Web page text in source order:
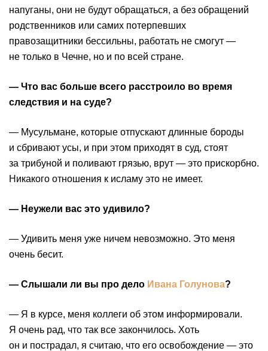
напуганы, они не будут обращаться, а без обращений
родственников или самих потерпевших
правозащитники бессильны, работать не смогут —
не только в Чечне, но и по всей стране.
— Что вас больше всего расстроило во время
следствия и на суде?
— Мусульмане, которые отпускают длинные бороды
и сбривают усы, и при этом приходят в суд, стоят
за трибуной и поливают грязью, врут — это прискорбно.
Никакого отношения к исламу это не имеет.
— Неужели вас это удивило?
— Удивить меня уже ничем невозможно. Это меня
очень бесит.
— Слышали ли вы про дело Ивана Голунова?
— Я в курсе, меня коллеги об этом информировали.
Я очень рад, что так все закончилось. Хоть
он и пострадал, я считаю, что его освобождение — это